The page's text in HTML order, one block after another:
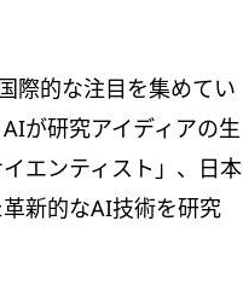
際的な注目を集めてい
が研究アイディアの生
エンティスト」、日本
新的なAI技術を研究